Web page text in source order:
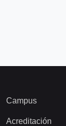
Campus
Acreditación